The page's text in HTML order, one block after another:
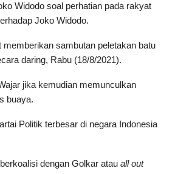
Widodo soal perhatian pada rakyat
Joko Widodo.
sambutan peletakan batu
daring, Rabu (18/8/2021).
jika kemudian memunculkan
buaya.
Politik terbesar di negara Indonesia
dengan Golkar atau all out